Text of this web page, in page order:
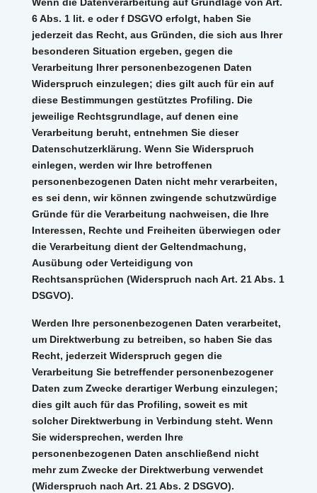
Wenn die Datenverarbeitung auf Grundlage von Art.
6 Abs. 1 lit. e oder f DSGVO erfolgt, haben Sie
jederzeit das Recht, aus Gründen, die sich aus Ihrer
besonderen Situation ergeben, gegen die
Verarbeitung Ihrer personenbezogenen Daten
Widerspruch einzulegen; dies gilt auch für ein auf
diese Bestimmungen gestütztes Profiling. Die
jeweilige Rechtsgrundlage, auf denen eine
Verarbeitung beruht, entnehmen Sie dieser
Datenschutzerklärung. Wenn Sie Widerspruch
einlegen, werden wir Ihre betroffenen
personenbezogenen Daten nicht mehr verarbeiten,
es sei denn, wir können zwingende schutzwürdige
Gründe für die Verarbeitung nachweisen, die Ihre
Interessen, Rechte und Freiheiten überwiegen oder
die Verarbeitung dient der Geltendmachung,
Ausübung oder Verteidigung von
Rechtsansprüchen (Widerspruch nach Art. 21 Abs. 1
DSGVO).
Werden Ihre personenbezogenen Daten verarbeitet,
um Direktwerbung zu betreiben, so haben Sie das
Recht, jederzeit Widerspruch gegen die
Verarbeitung Sie betreffender personenbezogener
Daten zum Zwecke derartiger Werbung einzulegen;
dies gilt auch für das Profiling, soweit es mit
solcher Direktwerbung in Verbindung steht. Wenn
Sie widersprechen, werden Ihre
personenbezogenen Daten anschließend nicht
mehr zum Zwecke der Direktwerbung verwendet
(Widerspruch nach Art. 21 Abs. 2 DSGVO).